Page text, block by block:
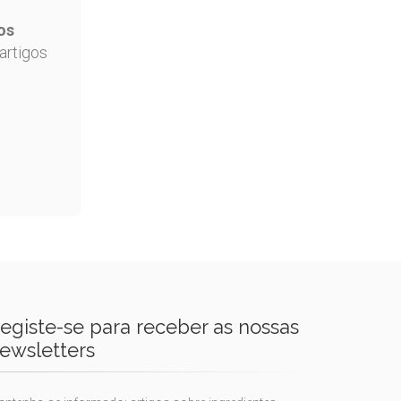
se para receber as nossas